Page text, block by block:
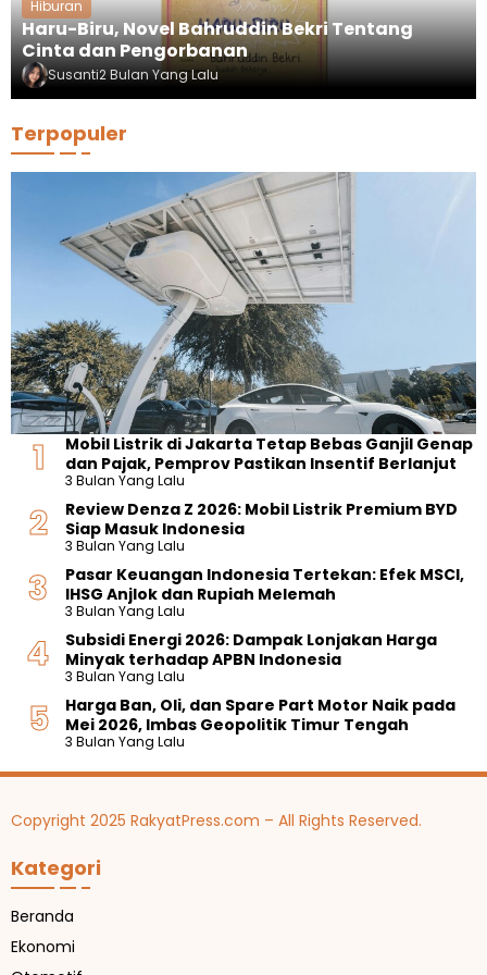
Hiburan
Haru-Biru, Novel Bahruddin Bekri Tentang
Cinta dan Pengorbanan
Susanti2 Bulan Yang Lalu
Terpopuler
Mobil Listrik di Jakarta Tetap Bebas Ganjil Genap
dan Pajak, Pemprov Pastikan Insentif Berlanjut
3 Bulan Yang Lalu
Review Denza Z 2026: Mobil Listrik Premium BYD
Siap Masuk Indonesia
3 Bulan Yang Lalu
Pasar Keuangan Indonesia Tertekan: Efek MSCI,
IHSG Anjlok dan Rupiah Melemah
3 Bulan Yang Lalu
Subsidi Energi 2026: Dampak Lonjakan Harga
Minyak terhadap APBN Indonesia
3 Bulan Yang Lalu
Harga Ban, Oli, dan Spare Part Motor Naik pada
Mei 2026, Imbas Geopolitik Timur Tengah
3 Bulan Yang Lalu
Copyright 2025 RakyatPress.com – All Rights Reserved.
Kategori
Beranda
Ekonomi